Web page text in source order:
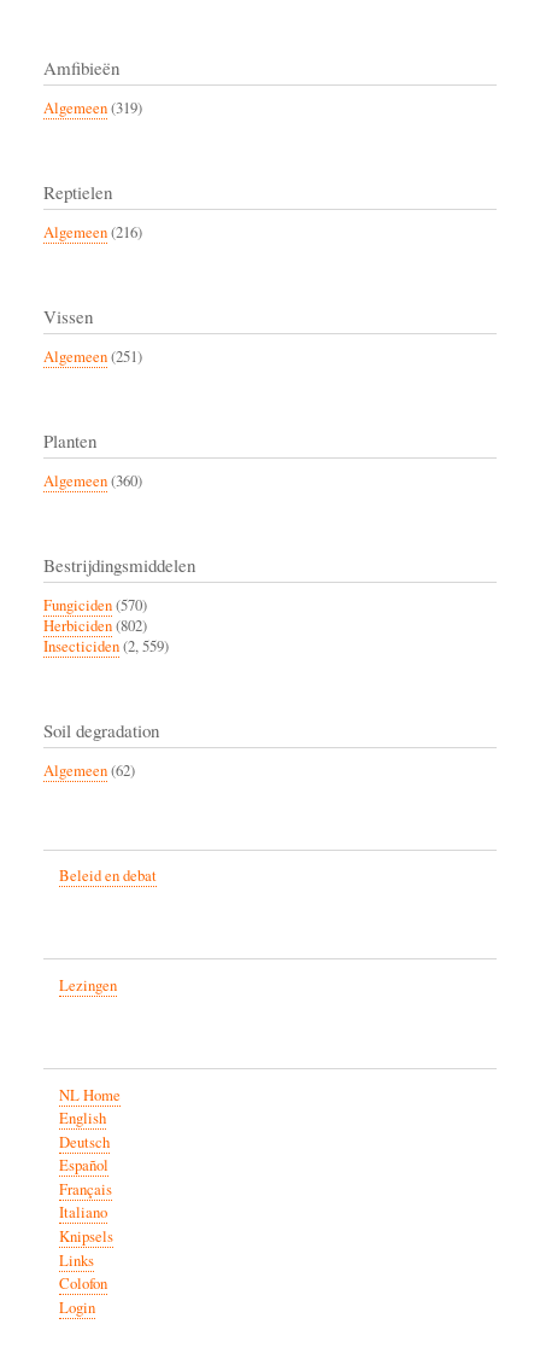
Amfibieën
Algemeen(319)
Reptielen
Algemeen(216)
Vissen
Algemeen(251)
Planten
Algemeen(360)
Bestrijdingsmiddelen
Fungiciden(570)
Herbiciden(802)
Insecticiden(2, 559)
Soil degradation
Algemeen(62)
Beleid en debat
Lezingen
NL Home
English
Deutsch
Español
Français
Italiano
Knipsels
Links
Colofon
Login